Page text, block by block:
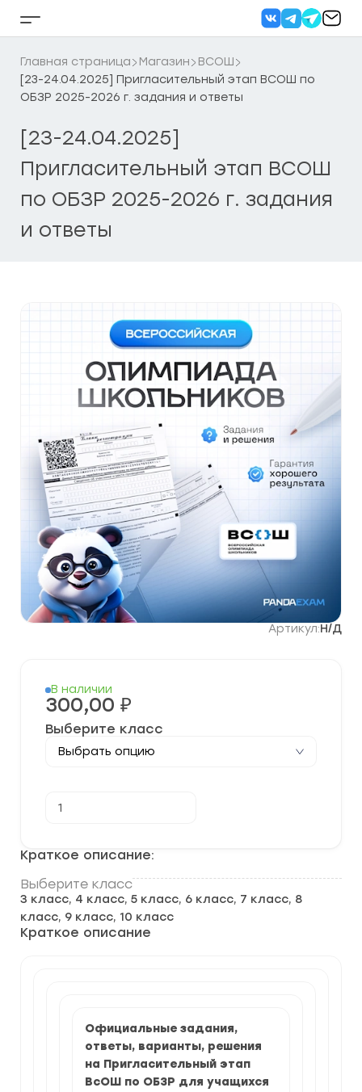
Кнопка
бокового
меню
Главная страница Магазин
ВСОШ
[23-24.04.2025] Пригласительный этап ВСОШ по
ОБЗР 2025-2026 г. задания и ответы
[23-24.04.2025]
Пригласительный этап ВСОШ
по ОБЗР 2025-2026 г. задания
и ответы
Артикул:Н/Д
Краткое описание:
Выберите класс
3 класс, 4 класс, 5 класс, 6 класс, 7 класс, 8
класс, 9 класс, 10 класс
Краткое описание
Официальные задания,
ответы, варианты, решения
на Пригласительный этап
ВсОШ по ОБЗР для учащихся
В наличии
300,00 ₽
Выберите класс
товара
Пригласительный
этап
ВСОШ
по
ОБЗР
2025-
2026
г.